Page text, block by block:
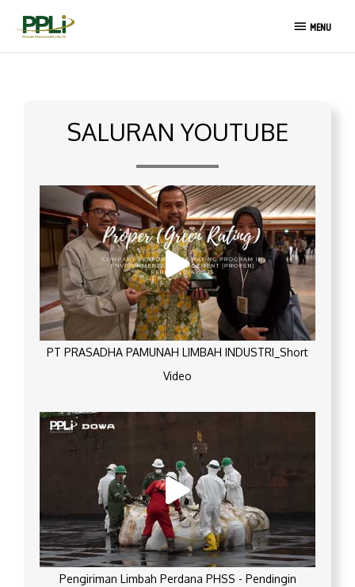
MENU
MENU
SALURAN YOUTUBE
PT PRASADHA PAMUNAH LIMBAH INDUSTRI_Short
Video
Pengiriman Limbah Perdana PHSS - Pendingin